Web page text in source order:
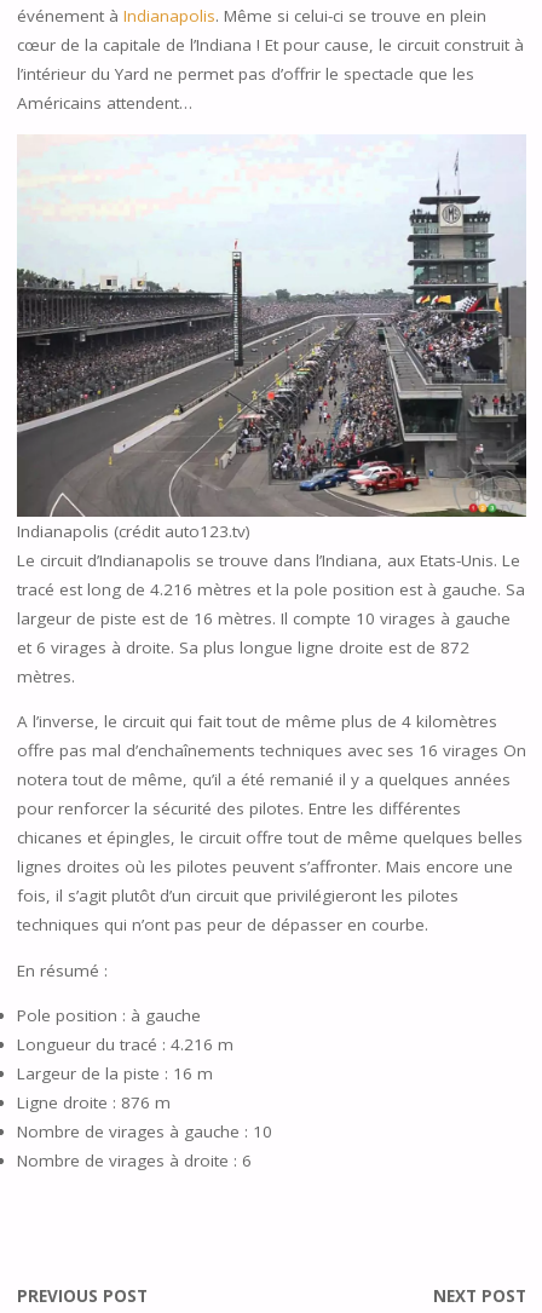
événement à Indianapolis. Même si celui-ci se trouve en plein
cœur de la capitale de l’Indiana ! Et pour cause, le circuit construit à
l’intérieur du Yard ne permet pas d’offrir le spectacle que les
Américains attendent…
Indianapolis (crédit auto123.tv)
Le circuit d’Indianapolis se trouve dans l’Indiana, aux Etats-Unis. Le
tracé est long de 4.216 mètres et la pole position est à gauche. Sa
largeur de piste est de 16 mètres. Il compte 10 virages à gauche
et 6 virages à droite. Sa plus longue ligne droite est de 872
mètres.
A l’inverse, le circuit qui fait tout de même plus de 4 kilomètres
offre pas mal d’enchaînements techniques avec ses 16 virages On
notera tout de même, qu’il a été remanié il y a quelques années
pour renforcer la sécurité des pilotes. Entre les différentes
chicanes et épingles, le circuit offre tout de même quelques belles
lignes droites où les pilotes peuvent s’affronter. Mais encore une
fois, il s’agit plutôt d’un circuit que privilégieront les pilotes
techniques qui n’ont pas peur de dépasser en courbe.
En résumé :
Pole position : à gauche
Longueur du tracé : 4.216 m
Largeur de la piste : 16 m
Ligne droite : 876 m
Nombre de virages à gauche : 10
Nombre de virages à droite : 6
PREVIOUS POST NEXT POST